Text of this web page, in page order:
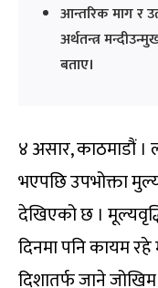
आन्तरिक माग र
अर्थतन्त्र
बताए।
४ असार, काठमाडौं ।
भएपछि उपभोक्ता
देखिएको छ ।
दिनमा पनि कायम
दिशातर्फ जाने